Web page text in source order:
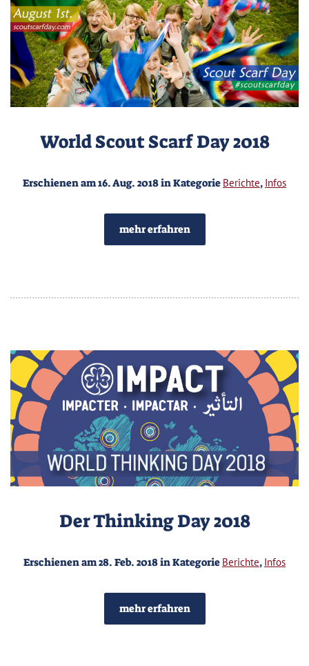
World Scout Scarf Day 2018
Erschienen am 16. Aug. 2018 in Kategorie Berichte, Infos
mehr erfahren
Der Thinking Day 2018
Erschienen am 28. Feb. 2018 in Kategorie Berichte, Infos
mehr erfahren